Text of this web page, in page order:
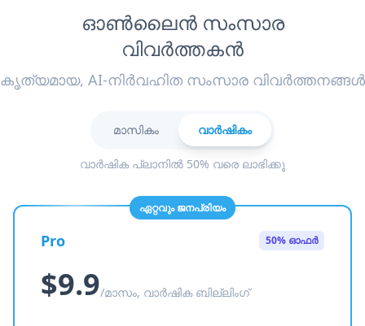
ഓൺലൈൻ സംസാര
വിവർത്തകൻ
കൃത്യമായ, AI-നിർവഹിത സംസാര വിവർത്തനങ്ങൾ
മാസികം വാർഷികം
വാർഷിക പ്ലാനിൽ 50% വരെ ലാഭിക്കൂ
ഏറ്റവും ജനപ്രിയം
Pro 50% ഓഫർ
$9.9/മാസം, വാർഷിക ബില്ലിംഗ്